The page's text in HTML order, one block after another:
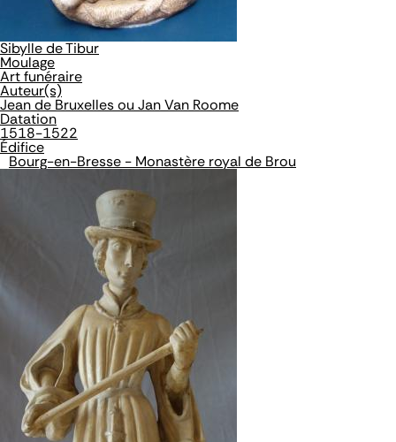
Sibylle de Tibur
Moulage
Art funéraire
Auteur(s)
Jean de Bruxelles ou Jan Van Roome
Datation
1518-1522
Édifice
Bourg-en-Bresse - Monastère royal de Brou